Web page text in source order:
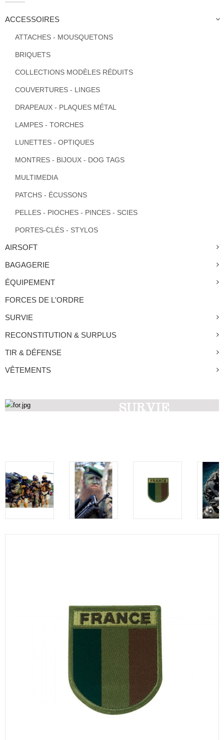
ACCESSOIRES
ATTACHES - MOUSQUETONS
BRIQUETS
COLLECTIONS MODÈLES RÉDUITS
COUVERTURES - LINGES
DRAPEAUX - PLAQUES MÉTAL
LAMPES - TORCHES
LUNETTES - OPTIQUES
MONTRES - BIJOUX - DOG TAGS
MULTIMEDIA
PATCHS - ÉCUSSONS
PELLES - PIOCHES - PINCES - SCIES
PORTES-CLÉS - STYLOS
AIRSOFT
BAGAGERIE
ÉQUIPEMENT
FORCES DE L'ORDRE
SURVIE
RECONSTITUTION & SURPLUS
TIR & DÉFENSE
VÊTEMENTS
SURVIE